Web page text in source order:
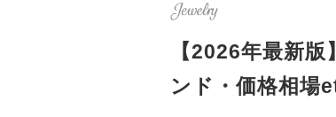
【2026年最新
ンド・価格相場